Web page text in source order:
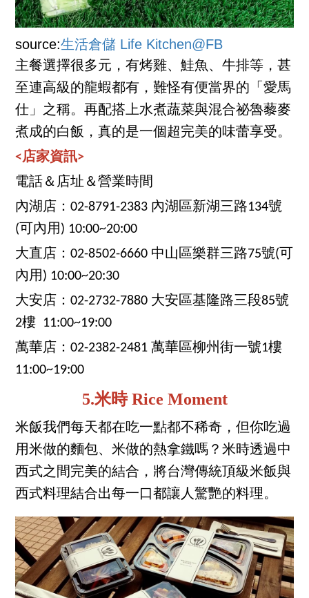
source:生活倉儲 Life Kitchen@FB
主餐選擇很多元，有烤雞、鮭魚、牛排等，甚
至連高級的龍蝦都有，難怪有便當界的「愛馬
仕」之稱。再配搭上水煮蔬菜與混合祕魯藜麥
煮成的白飯，真的是一個超完美的味蕾享受。
<店家資訊>
電話＆店址＆營業時間
內湖店：02-8791-2383 內湖區新湖三路134號
(可內用) 10:00~20:00
大直店：02-8502-6660 中山區樂群三路75號(可
內用) 10:00~20:30
大安店：02-2732-7880 大安區基隆路三段85號
2樓 11:00~19:00
萬華店：02-2382-2481 萬華區柳州街一號1樓
11:00~19:00
5.米時 Rice Moment
米飯我們每天都在吃一點都不稀奇，但你吃過
用米做的麵包、米做的熱拿鐵嗎？米時透過中
西式之間完美的結合，將台灣傳統頂級米飯與
西式料理結合出每一口都讓人驚艷的料理。